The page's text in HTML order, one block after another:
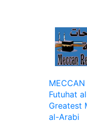
Futuhat
Greatest
al-Arabi